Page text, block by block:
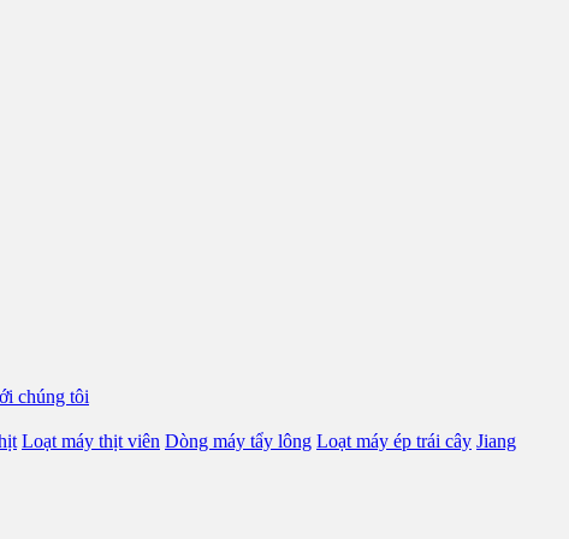
chúng tôi
Loạt máy thịt viên Dòng máy tẩy lông Loạt máy ép trái cây Jiang